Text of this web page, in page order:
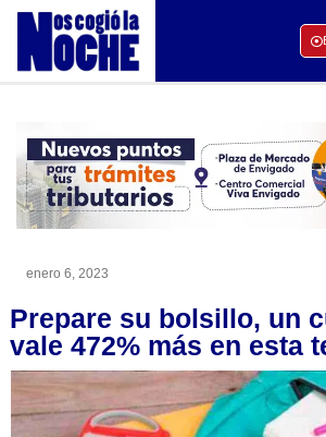
enero 6, 2023
Prepare su bolsillo, un
vale 472% más en esta